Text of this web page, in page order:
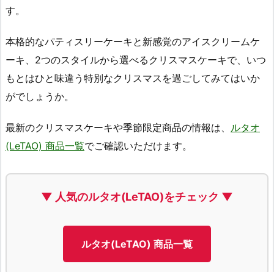
す。
本格的なパティスリーケーキと新感覚のアイスクリームケ
ーキ、2つのスタイルから選べるクリスマスケーキで、いつ
もとはひと味違う特別なクリスマスを過ごしてみてはいか
がでしょうか。
最新のクリスマスケーキや季節限定商品の情報は、 ルタオ
(LeTAO) 商品一覧でご確認いただけます。
▼ 人気のルタオ(LeTAO)をチェック ▼
ルタオ(LeTAO) 商品一覧